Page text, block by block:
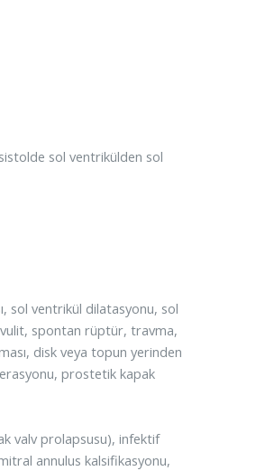
sistolde sol ventrikülden sol
sol ventrikül dilatasyonu, sol
spontan rüptür, travma,
disk veya topun yerinden
prostetik kapak
valv prolapsusu), infektif
annulus kalsifikasyonu,